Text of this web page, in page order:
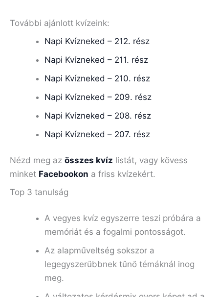
További ajánlott kvízeink:
Napi Kvízneked – 212. rész
Napi Kvízneked – 211. rész
Napi Kvízneked – 210. rész
Napi Kvízneked – 209. rész
Napi Kvízneked – 208. rész
Napi Kvízneked – 207. rész
Nézd meg az összes kvíz listát, vagy kövess
minket Facebookon a friss kvízekért.
Top 3 tanulság
A vegyes kvíz egyszerre teszi próbára a
memóriát és a fogalmi pontosságot.
Az alapműveltség sokszor a
legegyszerűbbnek tűnő témáknál inog
meg.